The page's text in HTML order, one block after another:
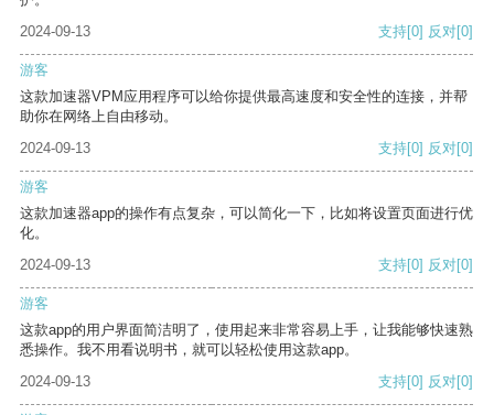
2024-09-13
支持[0] 反对[0]
游客
这款加速器VPM应用程序可以给你提供最高速度和安全性的连接，并帮
助你在网络上自由移动。
2024-09-13
支持[0] 反对[0]
游客
这款加速器app的操作有点复杂，可以简化一下，比如将设置页面进行优
化。
2024-09-13
支持[0] 反对[0]
游客
这款app的用户界面简洁明了，使用起来非常容易上手，让我能够快速熟
悉操作。我不用看说明书，就可以轻松使用这款app。
2024-09-13
支持[0] 反对[0]